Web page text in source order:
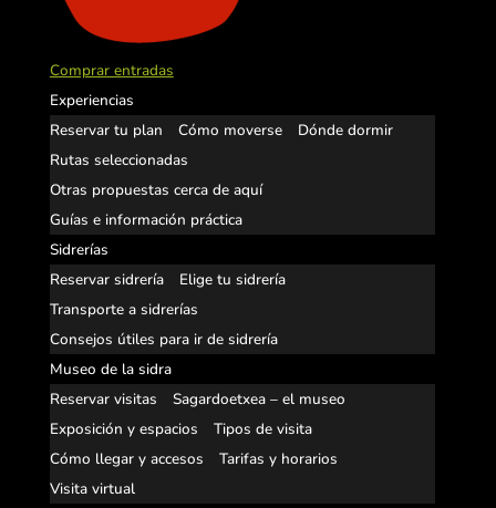
Comprar entradas
Experiencias
Reservar tu plan
Cómo moverse
Dónde dormir
Rutas seleccionadas
Otras propuestas cerca de aquí
Guías e información práctica
Sidrerías
Reservar sidrería
Elige tu sidrería
Transporte a sidrerías
Consejos útiles para ir de sidrería
Museo de la sidra
Reservar visitas
Sagardoetxea – el museo
Exposición y espacios
Tipos de visita
Cómo llegar y accesos
Tarifas y horarios
Visita virtual